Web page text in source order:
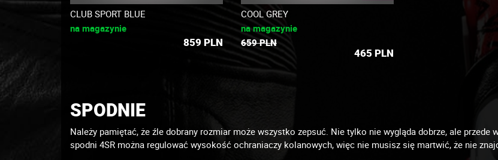
CLUB SPORT BLUE
na magazynie
859PLN
COOL GREY
na magazynie
659 PLN
465 PLN
SPODNIE
Należy pamiętać, że źle dobrany rozmiar może wszystko zepsuć. Nie tylko nie wygląda dobrze, ale
spodni 4SR można regulować wysokość ochraniaczy kolanowych, więc nie musisz się martwić, że nie